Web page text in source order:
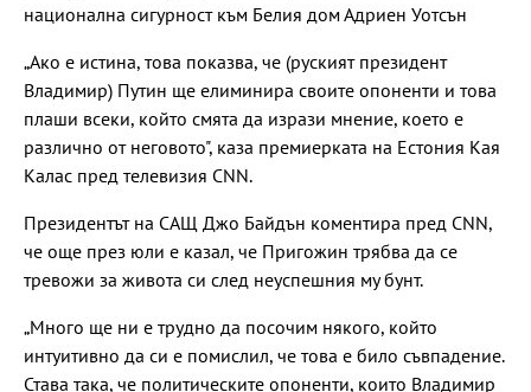
национална сигурност към Белия дом Адриен Уотсън
„Ако е истина, това показва, че (руският президент
Владимир) Путин ще елиминира своите опоненти и това
плаши всеки, който смята да изрази мнение, което е
различно от неговото", каза премиерката на Естония Кая
Калас пред телевизия CNN.
Президентът на САЩ Джо Байдън коментира пред CNN,
че още през юли е казал, че Пригожин трябва да се
тревожи за живота си след неуспешния му бунт.
„Много ще ни е трудно да посочим някого, който
интуитивно да си е помислил, че това е било съвпадение.
Става така, че политическите опоненти, които Владимир